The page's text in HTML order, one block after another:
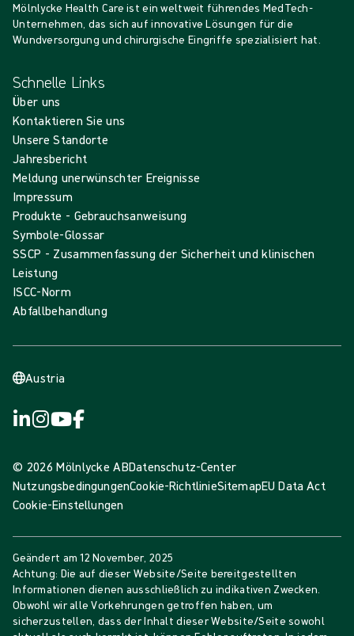
Mölnlycke Health Care ist ein weltweit führendes MedTech-
Unternehmen, das sich auf innovative Lösungen für die
Wundversorgung und chirurgische Eingriffe spezialisiert hat.
Schnelle Links
Über uns
Kontaktieren Sie uns
Unsere Standorte
Jahresbericht
Meldung unerwünschter Ereignisse
Impressum
Produkte - Gebrauchsanweisung
Symbole-Glossar
SSCP - Zusammenfassung der Sicherheit und klinischen
Leistung
ISCC-Norm
Abfallbehandlung
Austria
© 2026 Mölnlycke ABDatenschutz-Center
NutzungsbedingungenCookie-RichtlinieSitemapEU Data Act
Cookie-Einstellungen
Geändert am12 November, 2025
Achtung: Die auf dieser Website/Seite bereitgestellten
Informationen dienen ausschließlich zu indikativen Zwecken.
Obwohl wir alle Vorkehrungen getroffen haben, um
sicherzustellen, dass der Inhalt dieser Website/Seite sowohl